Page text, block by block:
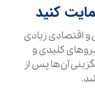
و اقتصادی زیادی
کلیدی و
آن‌ها پس از